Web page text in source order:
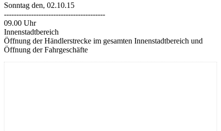
Sonntag den, 02.10.15
-----------------------------------------
09.00 Uhr
Innenstadtbereich
Öffnung der Händlerstrecke im gesamten Innenstadtbereich und
Öffnung der Fahrgeschäfte